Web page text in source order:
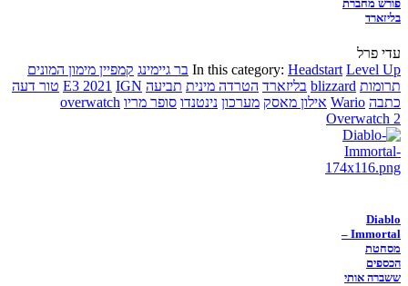
פורש מחברת
בליזארד
עדי פרל
In this category: Headstart Level Up בר גיימינג קמפיין מימון המונים
תרומות blizzard בליזארד הטרדה מינית תביעה E3 2021 IGN
טור דעה
כתבה Wario אילון מאסק מערכון נינטנדו סופר מריו overwatch
Overwatch 2
Diablo
Immortal –
מסחטת
הכספים
ששברה אותי